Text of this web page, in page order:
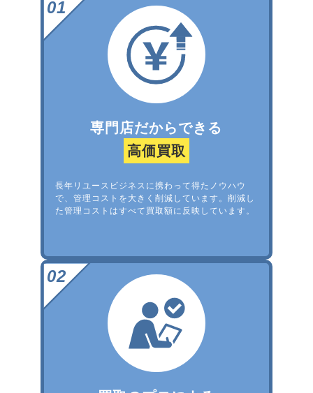
専門店だからできる
高価買取
長年リユースビジネスに携わって得たノウハウ
で、管理コストを大きく削減しています。削減し
た管理コストはすべて買取額に反映しています。